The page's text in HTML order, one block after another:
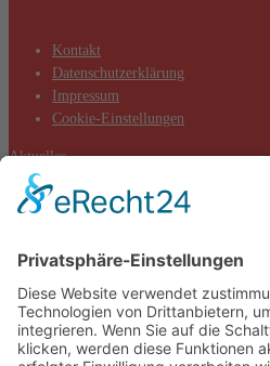
Kontakt
Datenschutzerklärung
Impressum
Cookie-Einstellungen
Aktuelles
Aktionen
Positionen